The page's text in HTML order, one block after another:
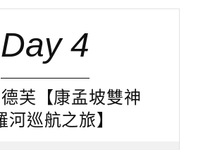
Day 4
芙【康孟坡雙神
巡航之旅】